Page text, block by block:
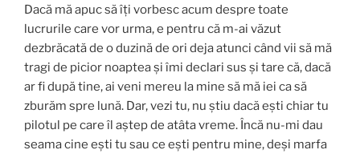
Dacă mă apuc să îţi vorbesc acum despre toate
lucrurile care vor urma, e pentru că m-ai văzut
dezbrăcată de o duzină de ori deja atunci când vii să mă
tragi de picior noaptea şi îmi declari sus şi tare că, dacă
ar fi după tine, ai veni mereu la mine să mă iei ca să
zburăm spre lună. Dar, vezi tu, nu ştiu dacă eşti chiar tu
pilotul pe care îl aştep de atâta vreme. Încă nu-mi dau
seama cine eşti tu sau ce eşti pentru mine, deşi marfa